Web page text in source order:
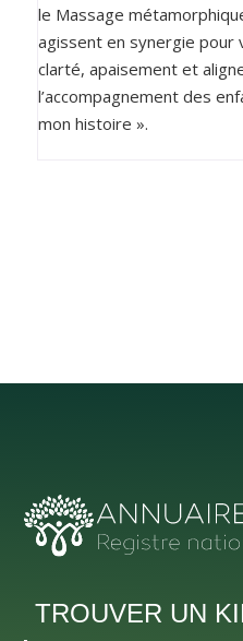
le Massage
agissent en synergie pour
clarté, apaisement et
l’accompagnement des
mon histoire ».
TROUVER UN